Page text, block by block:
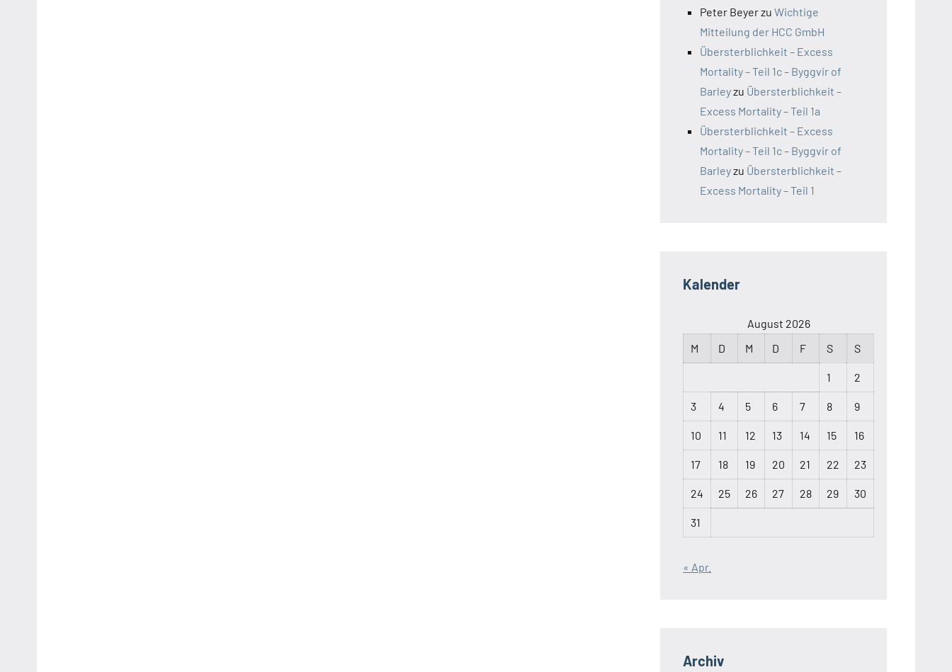
Peter Beyerzu Wichtige
Mitteilung der HCC GmbH
Übersterblichkeit – Excess
Mortality – Teil 1c – Byggvir of
Barleyzu Übersterblichkeit –
Excess Mortality – Teil 1a
Übersterblichkeit – Excess
Mortality – Teil 1c – Byggvir of
Barleyzu Übersterblichkeit –
Excess Mortality – Teil 1
Kalender
August 2026
M
D M D F S S
1 2
3 4 5 6 7 8 9
10 11 12 13 14 15 16
17 18 19 20 21 22 23
24 25 26 27 28 29 30
31
« Apr.
Archiv